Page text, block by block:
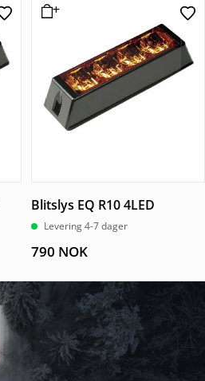
Blitslys EQ R10 4LED
Levering 4-7 dager
790 NOK